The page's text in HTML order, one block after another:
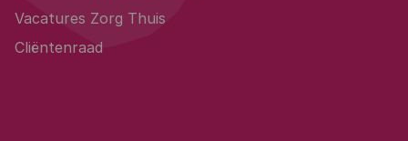
Vacatures Zorg Thuis
Cliëntenraad